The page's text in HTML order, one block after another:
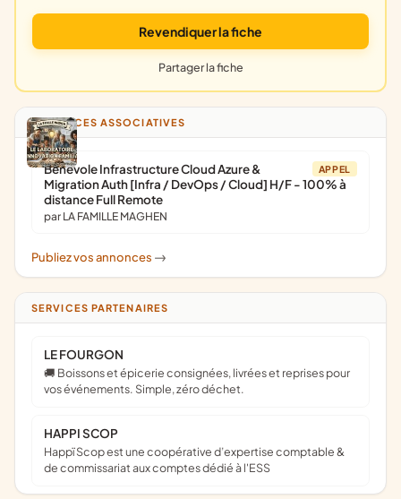
Revendiquer la fiche
Partager la fiche
ANNONCES ASSOCIATIVES
APPEL
Bénévole Infrastructure Cloud Azure &
Migration Auth [Infra / DevOps / Cloud] H/F - 100% à
distance Full Remote
par LA FAMILLE MAGHEN
Publiez vos annonces ->
SERVICES PARTENAIRES
LE FOURGON
🚚 Boissons et épicerie consignées, livrées et reprises pour
vos événements. Simple, zéro déchet.
HAPPI SCOP
Happï Scop est une coopérative d’expertise comptable &
de commissariat aux comptes dédié à l'ESS